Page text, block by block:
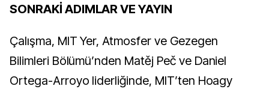
SONRAKİ ADIMLAR VE YAYIN
Çalışma, MIT Yer, Atmosfer ve Gezegen
Bilimleri Bölümü’nden Matěj Peč ve Daniel
Ortega-Arroyo liderliğinde, MIT’ten Hoagy